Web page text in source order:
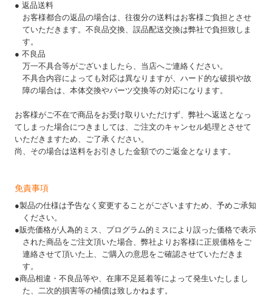
● 返品送料
お客様都合の返品の場合は、往復分の送料はお客様ご負担とさせ
ていただきます。不良品交換、誤品配送交換は弊社で負担致しま
す。
● 不良品
万一不具合等がございましたら、当店へご連絡ください。
不具合内容によっても対応は異なりますが、ハード的な破損や故
障の場合は、本体交換やパーツ交換等の対応になります。
お客様がご不在で商品をお受け取りいただけず、弊社へ返送となっ
てしまった場合につきましては、ご注文のキャンセル処理とさせて
いただきますため、ご了承ください。
尚、その場合は送料をお引きした金額でのご返金となります。
免責事項
●製品の仕様は予告なく変更することがございますため、予めご承知
ください。
●販売価格が人為的ミス、プログラム的ミスにより誤った価格で表示
された商品をご注文頂いた場合、弊社よりお客様に正規価格をご
連絡させて頂いた上、ご購入の意思をご確認させていただきま
す。
●商品相違・不良品等や、在庫不足延着等によって発生いたしまし
た、二次的損害等の補償は致しかねます。